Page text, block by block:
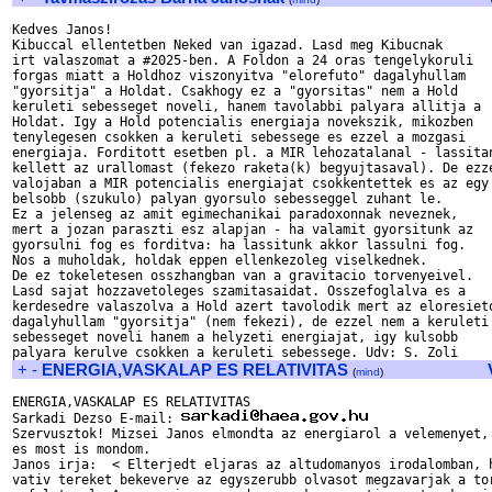
Kedves Janos!
Kibuccal ellentetben Neked van igazad. Lasd meg Kibucnak
irt valaszomat a #2025-ben. A Foldon a 24 oras tengelykoruli
forgas miatt a Holdhoz viszonyitva "elorefuto" dagalyhullam
"gyorsitja" a Holdat. Csakhogy ez a "gyorsitas" nem a Hold
keruleti sebesseget noveli, hanem tavolabbi palyara allitja a
Holdat. Igy a Hold potencialis energiaja novekszik, mikozben
tenylegesen csokken a keruleti sebessege es ezzel a mozgasi
energiaja. Forditott esetben pl. a MIR lehozatalanal -
kellett az urallomast (fekezo raketa(k) begyujtasaval). De
valojaban a MIR potencialis energiajat csokkentettek es az egy
belsobb (szukulo) palyan gyorsulo sebesseggel zuhant le.
Ez a jelenseg az amit egimechanikai paradoxonnak neveznek,
mert a jozan paraszti esz alapjan - ha valamit gyorsitunk az
gyorsulni fog es forditva: ha lassitunk akkor lassulni fog.
Nos a muholdak, holdak eppen ellenkezoleg viselkednek.
De ez tokeletesen osszhangban van a gravitacio torvenyeivel.
Lasd sajat hozzavetoleges szamitasaidat. Osszefoglalva es a
kerdesedre valaszolva a Hold azert tavolodik mert az
dagalyhullam "gyorsitja" (nem fekezi), de ezzel nem a keruleti
sebesseget noveli hanem a helyzeti energiajat, igy kulsobb
+ - ENERGIA,VASKALAP ES RELATIVITAS (mind)
ENERGIA,VASKALAP ES RELATIVITAS
Sarkadi Dezso E-mail:
Szervusztok! Mizsei Janos elmondta az energiarol a
es most is mondom.
Janos irja:  < Elterjedt eljaras az altudomanyos irodalomban,
vativ tereket bekeverve az egyszerubb olvasot megzavarjak a